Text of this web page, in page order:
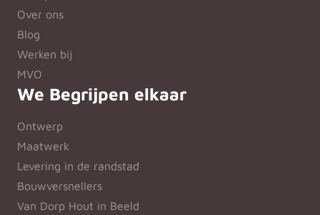
Over ons
Blog
Werken bij
MVO
We Begrijpen elkaar
Ontwerp
Maatwerk
Levering in de randstad
Bouwversnellers
Van Dorp Hout in Beeld